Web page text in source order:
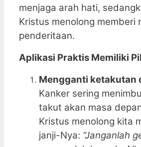
menjaga arah hati,
Kristus menolong memberi
penderitaan.
Aplikasi Praktis Memiliki
Mengganti ketakutan
Kanker sering
takut akan masa
Kristus menolong kita
janji-Nya: “Janganlah